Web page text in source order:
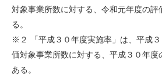
対象事業所数に対する、令和元年度の評
る。
※２ 「平成３０年度実施率」は、平成
価対象事業所数に対する、平成３０年
ある。